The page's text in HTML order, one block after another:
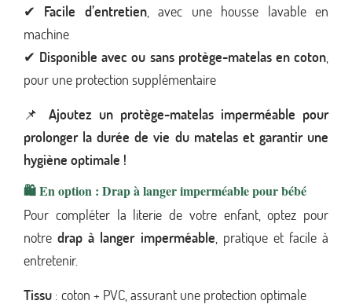
✔ Facile d’entretien, avec une housse lavable en
machine
✔ Disponible avec ou sans protège-matelas en coton,
pour une protection supplémentaire
📌 Ajoutez un protège-matelas imperméable pour
prolonger la durée de vie du matelas et garantir une
hygiène optimale !
🛍️ En option : Drap à langer imperméable pour bébé
Pour compléter la literie de votre enfant, optez pour
notredrap à langer imperméable, pratique et facile à
entretenir.
Tissu : coton + PVC, assurant une protection optimale